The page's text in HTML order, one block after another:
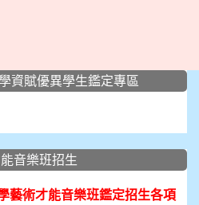
資賦優異學生鑑定專區
音樂班招生
藝術才能音樂班鑑定招生各項